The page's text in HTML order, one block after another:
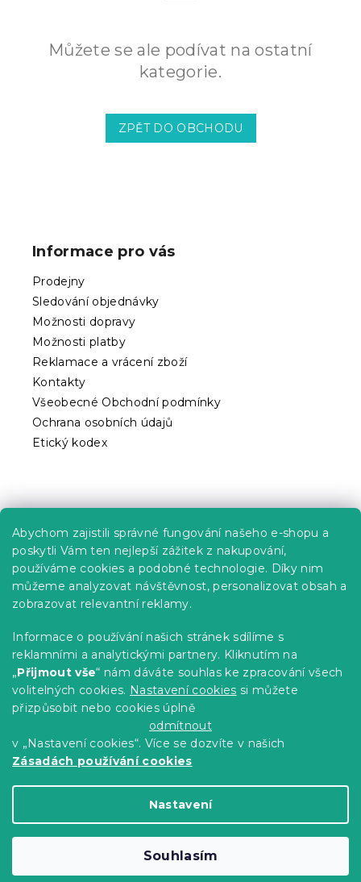
Abychom zajistili správné fungování našeho e-shopu a
poskytli Vám ten nejlepší zážitek z nakupování,
používáme cookies a podobné technologie. Díky nim
můžeme analyzovat návštěvnost, personalizovat obsah a
zobrazovat relevantní reklamy.
Informace o používání našich stránek sdílíme s
reklamními a analytickými partnery. Kliknutím na
„Přijmout vše“ nám dáváte souhlas ke zpracování všech
volitelných cookies. Nastavení cookies si můžete
přizpůsobit nebo cookies úplně
odmítnout
v „Nastavení cookies“. Více se dozvíte v našich
Zásadách používání cookies
Nastavení
Souhlasím
Můžete se ale podívat na ostatní
kategorie.
ZPĚT DO OBCHODU
Informace pro vás
Prodejny
Sledování objednávky
Možnosti dopravy
Možnosti platby
Reklamace a vrácení zboží
Kontakty
Všeobecné Obchodní podmínky
Ochrana osobních údajů
Etický kodex
Kariéra
Poptávky a B2B spolupráce
Proč se u nás registrovat?
Věrnostní program - Sleva až 10 %
Návody
Tabulky velikostí
Blog
Copyright 2026Výprodej povlečení. Všechna
práva vyhrazena.Upravit nastavení cookies